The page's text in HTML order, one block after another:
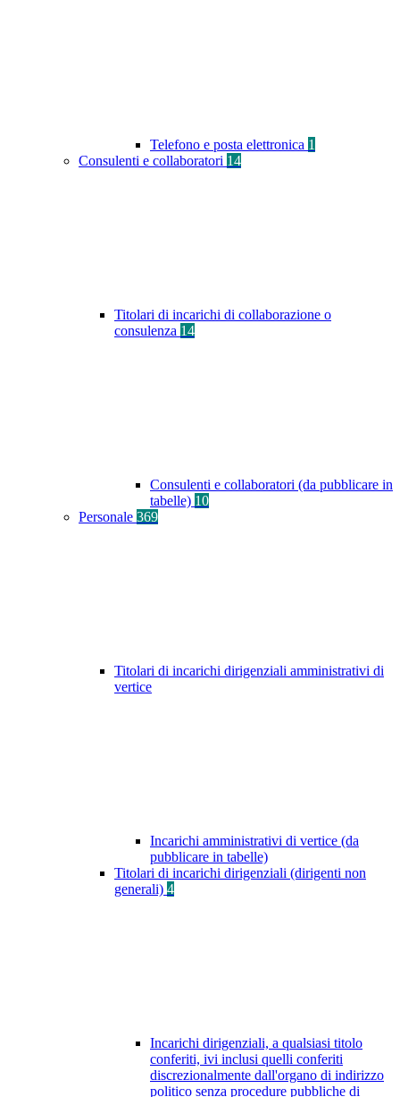
Telefono e posta elettronica 1
Consulenti e collaboratori 14
Titolari di incarichi di collaborazione o
consulenza 14
Consulenti e collaboratori (da pubblicare in
tabelle) 10
Personale 369
Titolari di incarichi dirigenziali amministrativi di
vertice
Incarichi amministrativi di vertice (da
pubblicare in tabelle)
Titolari di incarichi dirigenziali (dirigenti non
generali) 4
Incarichi dirigenziali, a qualsiasi titolo
conferiti, ivi inclusi quelli conferiti
discrezionalmente dall'organo di indirizzo
politico senza procedure pubbliche di